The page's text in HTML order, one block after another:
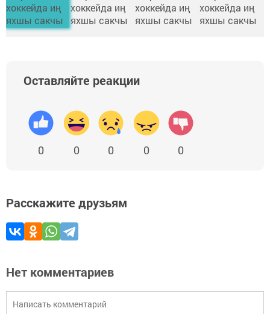
Оставляйте реакции
0 0 0 0 0
Расскажите друзьям
Нет комментариев